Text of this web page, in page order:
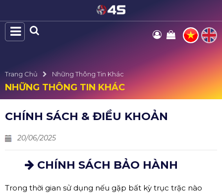
Trang Chủ Những Thông Tin Khác
NHỮNG THÔNG TIN KHÁC
CHÍNH SÁCH & ĐIỀU KHOẢN
20/06/2025
CHÍNH SÁCH BẢO HÀNH
Trong thời gian sử dụng nếu gặp bất kỳ trục trặc nào